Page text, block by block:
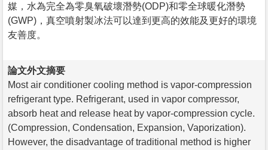
媒，水為完全為零臭氧破壞潛勢(ODP)和零全球暖化潛勢
(GWP)，真空噴射製冰法可以達到更高的效能及更好的環境
友善度。
論文外文摘要
Most air conditioner cooling method is vapor-compression
refrigerant type. Refrigerant, used in vapor compressor,
absorb heat and release heat by vapor-compression cycle.
(Compression, Condensation, Expansion, Vaporization).
However, the disadvantage of traditional method is higher